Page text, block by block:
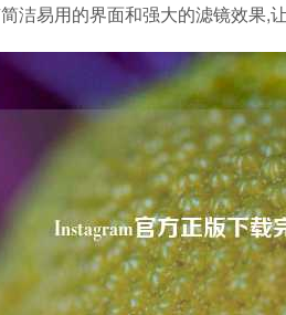
洁易用的界面和强大的滤镜效果,